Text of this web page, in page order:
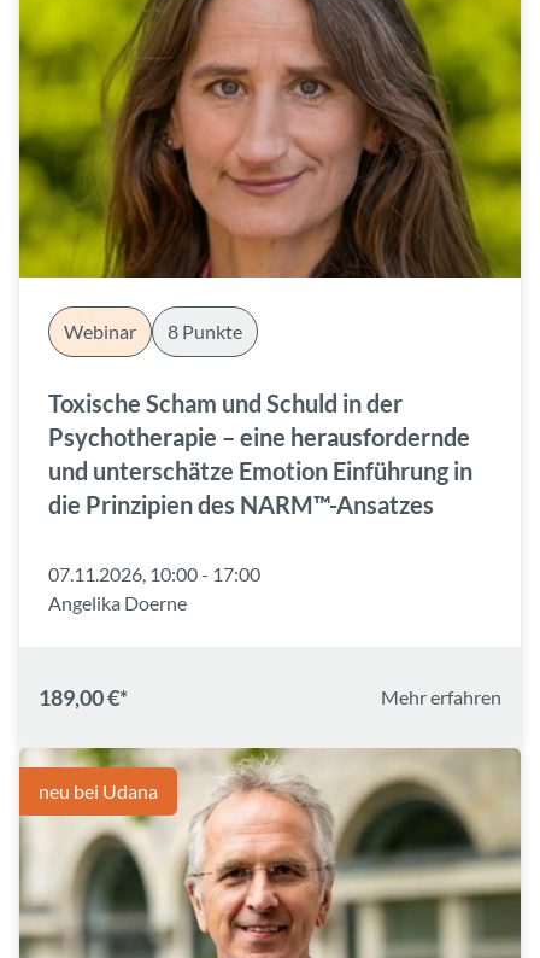
Webinar 8 Punkte
Toxische Scham und Schuld in der
Psychotherapie – eine herausfordernde
und unterschätze Emotion Einführung in
die Prinzipien des NARM™-Ansatzes
07.11.2026, 10:00 - 17:00
Angelika Doerne
189,00 €* Mehr erfahren
neu bei Udana